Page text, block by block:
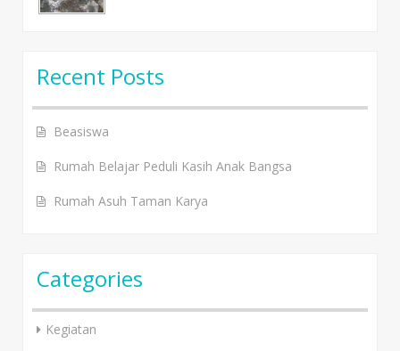
Recent Posts
Beasiswa
Rumah Belajar Peduli Kasih Anak Bangsa
Rumah Asuh Taman Karya
Categories
Kegiatan